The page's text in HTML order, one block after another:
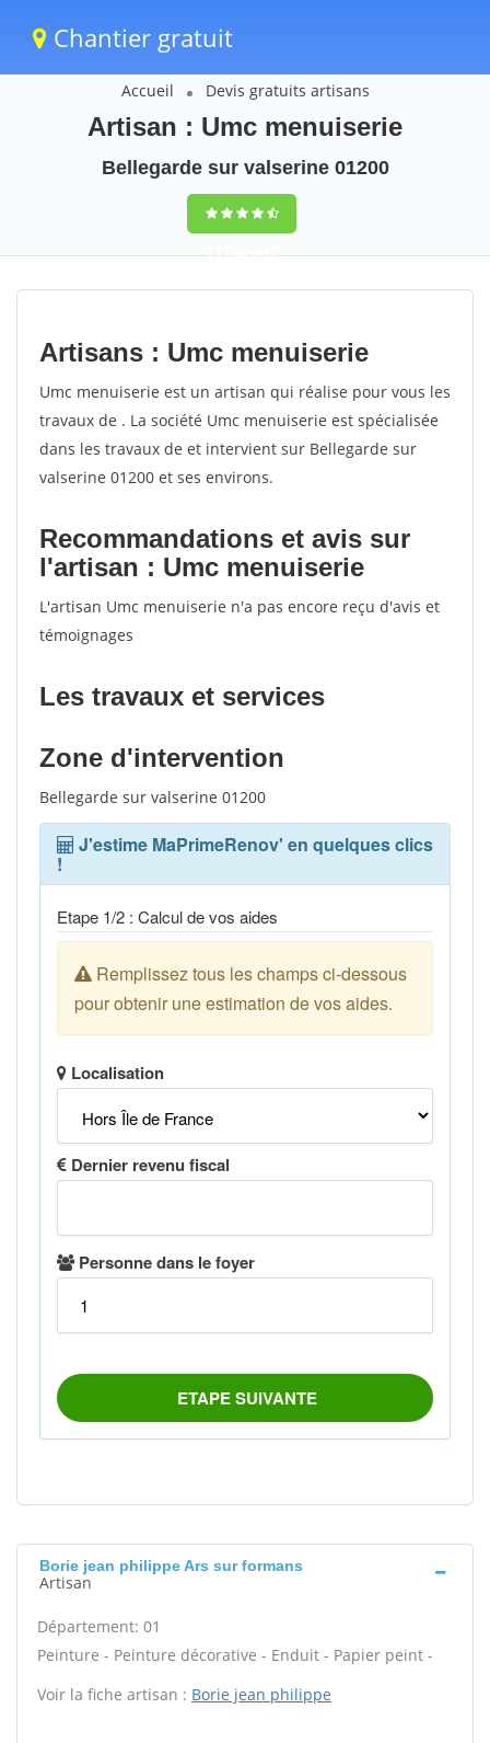
Chantier gratuit
Accueil Devis gratuits artisans
Artisan : Umc menuiserie
Bellegarde sur valserine 01200
9,5(100%)82
votes
Artisans : Umc menuiserie
Umc menuiserie est un artisan qui réalise pour vous les
travaux de . La société Umc menuiserie est spécialisée
dans les travaux de et intervient sur Bellegarde sur
valserine 01200 et ses environs.
Recommandations et avis sur
l'artisan : Umc menuiserie
L'artisan Umc menuiserie n'a pas encore reçu d'avis et
témoignages
Les travaux et services
Zone d'intervention
Bellegarde sur valserine 01200
Borie jean philippe Ars sur formans
Artisan
Département: 01
Peinture - Peinture décorative - Enduit - Papier peint -
Voir la fiche artisan : Borie jean philippe